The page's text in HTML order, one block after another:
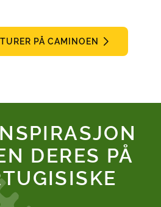
PÅ CAMINOEN
DERES PÅ